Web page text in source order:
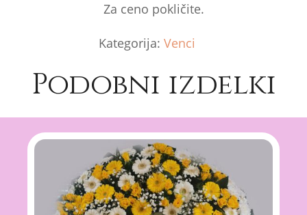
Za ceno pokličite.
Kategorija: Venci
Podobni izdelki